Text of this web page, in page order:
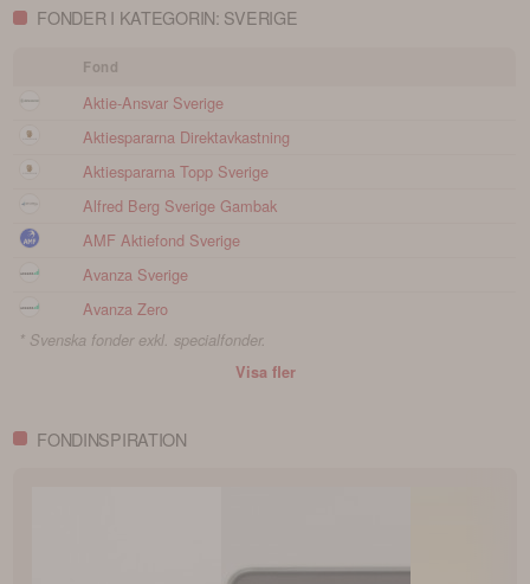
FONDER I KATEGORIN: SVERIGE
Fond
Aktie-Ansvar Sverige
Aktiespararna Direktavkastning
Aktiespararna Topp Sverige
Alfred Berg Sverige Gambak
AMF Aktiefond Sverige
Avanza Sverige
Avanza Zero
* Svenska fonder exkl. specialfonder.
Visa fler
FONDINSPIRATION